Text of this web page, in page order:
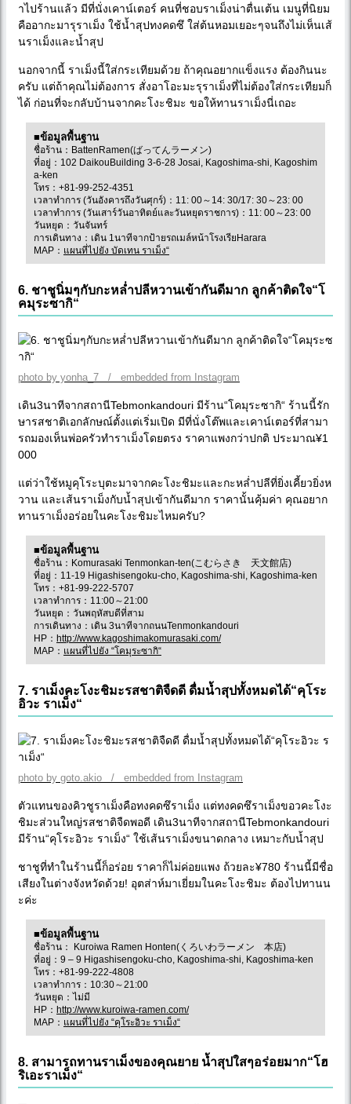
าไปร้านแล้ว มีที่นั่งเคาน์เตอร์ คนที่ชอบราเม็งน่าตื่นเต้น เมนูที่นิยม
คืออากะมารุราเม็ง ใช้น้ำสุปทงคดซึ ใส่ต้นหอมเยอะๆจนถึงไม่เห็นเส้
นราเม็งและน้ำสุป
นอกจากนี้ ราเม็งนี้ใส่กระเทียมด้วย ถ้าคุณอยากแข็งแรง ต้องกินนะ
ครับ แต่ถ้าคุณไม่ต้องการ สั่งอาโอะมะรุราเม็งที่ไม่ต้องใส่กระเทียมก็
ได้ ก่อนที่จะกลับบ้านจากคะโงะชิมะ ขอให้ทานราเม็งนี่เถอะ
■ข้อมูลพื้นฐาน
ชื่อร้าน：BattenRamen(ばってんラーメン)
ที่อยู่：102 DaikouBuilding 3-6-28 Josai, Kagoshima-shi, Kagoshim
a-ken
โทร：+81-99-252-4351
เวลาทำการ (วันอังคารถึงวันศุกร์)：11: 00～14: 30/17: 30～23: 00
เวลาทำการ (วันเสาร์วันอาทิตย์และวันหยุดราชการ)：11: 00～23: 00
วันหยุด：วันจันทร์
การเดินทาง：เดิน 1นาทีจากป้ายรถเมล์หน้าโรงเรียHarara
MAP： แผนที่ไปยัง บัดเทน ราเม็ง“
6. ชาชูนิ่มๆกับกะหล่ำปลีหวานเข้ากันดีมาก ลูกค้าติดใจ“โ
คมุระซากิ“
photo by yonha_7 / embedded from Instagram
เดิน3นาทีจากสถานีTebmonkandouri มีร้าน“โคมุระซากิ“ ร้านนี้รัก
ษารสชาติเอกลักษณ์ตั้งแต่เริ่มเปิด มีที่นั่งโต๊พและเคาน์เตอร์ที่สามา
รถมองเห็นพ่อครัวทำราเม็งโดยตรง ราคาแพงกว่าปกติ ประมาณ¥1
000
แต่ว่าใช้หมูคุโระบุตะมาจากคะโงะชิมะและกะหล่ำปลีที่ยิ่งเคี้ยวยิ่งห
วาน และเส้นราเม็งกับน้ำสุปเข้ากันดีมาก ราคานั้นคุ้มค่า คุณอยาก
ทานราเม็งอร่อยในคะโงะชิมะไหมครับ?
■ข้อมูลพื้นฐาน
ชื่อร้าน：Komurasaki Tenmonkan-ten(こむらさき 天文館店)
ที่อยู่：11-19 Higashisengoku-cho, Kagoshima-shi, Kagoshima-ken
โทร：+81-99-222-5707
เวลาทำการ：11:00～21:00
วันหยุด：วันพฤหัสบดีที่สาม
การเดินทาง：เดิน 3นาทีจากถนนTenmonkandouri
HP： http://www.kagoshimakomurasaki.com/
MAP： แผนที่ไปยัง “โคมุระซากิ“
7. ราเม็งคะโงะชิมะรสชาติจืดดี ดื่มน้ำสุปทั้งหมดได้“คุโระ
อิวะ ราเม็ง“
photo by goto.akio / embedded from Instagram
ตัวแทนของคิวชูราเม็งคือทงคดซึราเม็ง แต่ทงคดซึราเม็งขอวคะโงะ
ชิมะส่วนใหญ่รสชาติจืดพอดี เดิน3นาทีจากสถานีTebmonkandouri
มีร้าน“คุโระอิวะ ราเม็ง“ ใช้เส้นราเม็งขนาดกลาง เหมาะกับน้ำสุป
ชาชูที่ทำในร้านนี้ก็อร่อย ราคาก็ไม่ค่อยแพง ถ้วยละ¥780 ร้านนี้มีชื่อ
เสียงในต่างจังหวัดด้วย! อุตส่าห์มาเยี่ยมในคะโงะชิมะ ต้องไปทานน
ะค่ะ
■ข้อมูลพื้นฐาน
ชื่อร้าน： Kuroiwa Ramen Honten(くろいわラーメン 本店)
ที่อยู่：9 – 9 Higashisengoku-cho, Kagoshima-shi, Kagoshima-ken
โทร：+81-99-222-4808
เวลาทำการ：10:30～21:00
วันหยุด：ไม่มี
HP： http://www.kuroiwa-ramen.com/
MAP： แผนที่ไปยัง “คุโระอิวะ ราเม็ง“
8. สามารถทานราเม็งของคุณยาย น้ำสุปใสๆอร่อยมาก“โฮ
ริเอะราเม็ง“